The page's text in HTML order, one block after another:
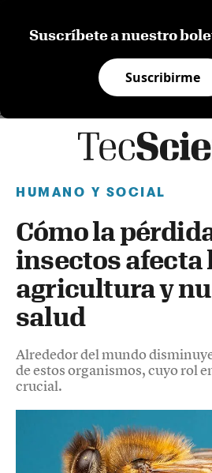
Suscríbete a nuestro
Suscribirme
HUMANO Y SOCIAL
Cómo la
insectos afecta
agricultura y
salud
Alrededor del mundo
de estos organismos, cuyo rol
crucial.